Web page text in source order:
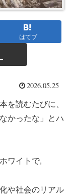
はてブ
2026.05.25
を読むたびに、
かったな」とハ
ワイトで,
や社会のリアル